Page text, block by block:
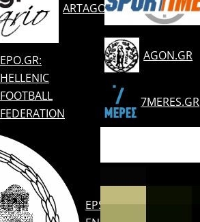
ARTAGOAL.GR
EPO.GR:
HELLENIC
FOOTBALL
FEDERATION
EPSARTAS.GR:
AGON.GR
7MERES.GR